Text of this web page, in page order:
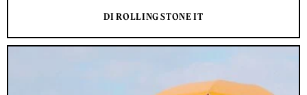
DI ROLLING STONE IT